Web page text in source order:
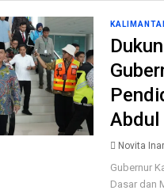
Novita
Gubernur
Dasar dan